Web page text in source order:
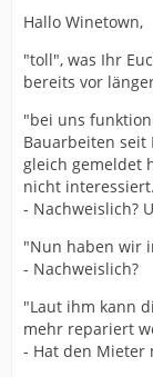
Hallo Winetown,
"toll", was Ihr
bereits vor
"bei uns
Bauarbeiten
gleich gemeldet
nicht
- Nachweislich?
"Nun haben wir
- Nachweislich?
"Laut ihm kann
mehr repariert
- Hat den Mieter